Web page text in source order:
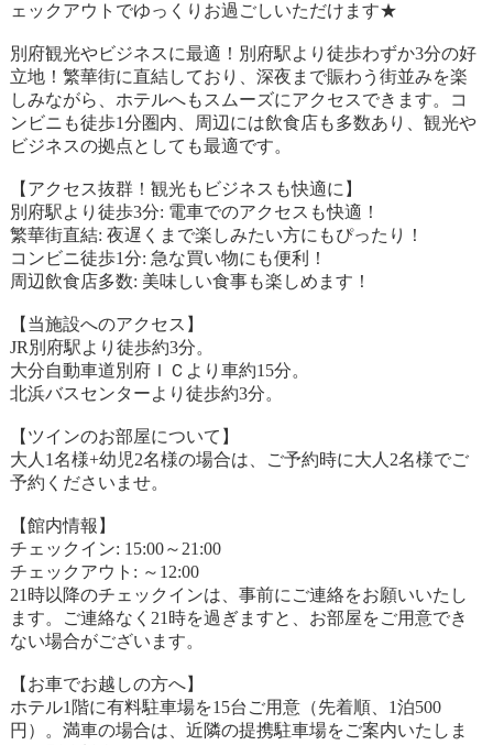
ェックアウトでゆっくりお過ごしいただけます★
別府観光やビジネスに最適！別府駅より徒歩わずか3分の好
立地！繁華街に直結しており、深夜まで賑わう街並みを楽
しみながら、ホテルへもスムーズにアクセスできます。コ
ンビニも徒歩1分圏内、周辺には飲食店も多数あり、観光や
ビジネスの拠点としても最適です。
【アクセス抜群！観光もビジネスも快適に】
別府駅より徒歩3分: 電車でのアクセスも快適！
繁華街直結: 夜遅くまで楽しみたい方にもぴったり！
コンビニ徒歩1分: 急な買い物にも便利！
周辺飲食店多数: 美味しい食事も楽しめます！
【当施設へのアクセス】
JR別府駅より徒歩約3分。
大分自動車道別府ＩＣより車約15分。
北浜バスセンターより徒歩約3分。
【ツインのお部屋について】
大人1名様+幼児2名様の場合は、ご予約時に大人2名様でご
予約くださいませ。
【館内情報】
チェックイン: 15:00～21:00
チェックアウト: ～12:00
21時以降のチェックインは、事前にご連絡をお願いいたし
ます。ご連絡なく21時を過ぎますと、お部屋をご用意でき
ない場合がございます。
【お車でお越しの方へ】
ホテル1階に有料駐車場を15台ご用意（先着順、1泊500
円）。満車の場合は、近隣の提携駐車場をご案内いたしま